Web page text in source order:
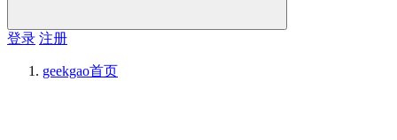
登录 注册
geekgao首页